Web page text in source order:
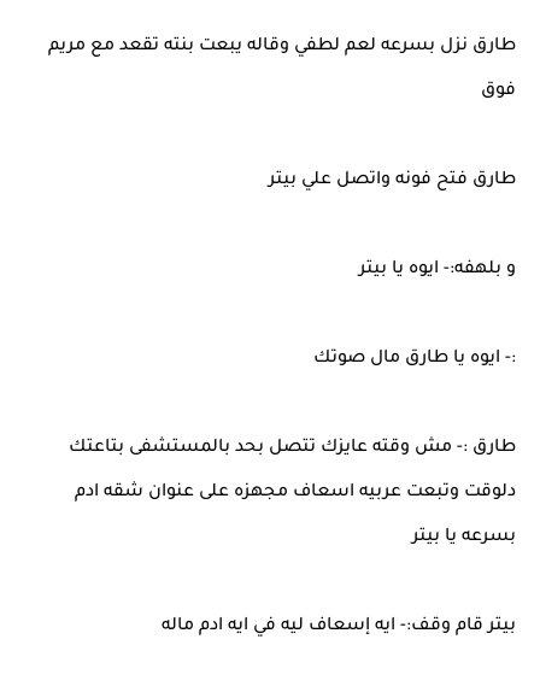
طارق نزل بسرعه لعم لطفي وقاله يبعت بنته تقعد مع مريم
فوق
طارق فتح فونه واتصل علي بيتر
و بلهفه:- ايوه يا بيتر
:- ايوه يا طارق مال صوتك
طارق :- مش وقته عايزك تتصل بحد بالمستشفى بتاعتك
دلوقت وتبعت عربيه اسعاف مجهزه على عنوان شقه ادم
بسرعه يا بيتر
بيتر قام وقف:- ايه إسعاف ليه في ايه ادم ماله